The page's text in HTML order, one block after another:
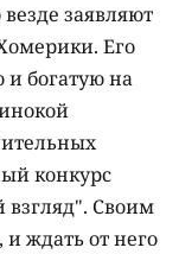
заявляют
Его
богатую на
конкурс
взгляд". Своим
ждать от него